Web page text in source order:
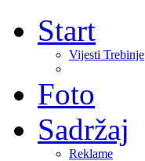
Start
Vijesti Trebinje
Foto
Sadržaj
Reklame